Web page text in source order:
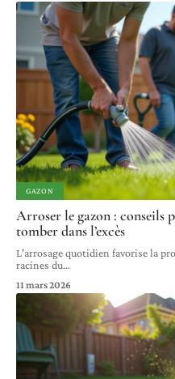
GAZON
Arroser le gazon : conseils
tomber dans l’excès
L'arrosage quotidien favorise la
racines du…
11 mars 2026